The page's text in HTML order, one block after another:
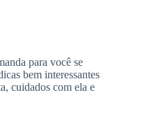
para você se
bem interessantes
cuidados com ela e